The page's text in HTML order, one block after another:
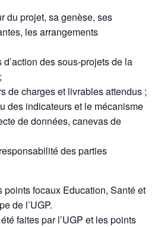
du projet, sa genèse, ses
les arrangements
des sous-projets de la
de charges et livrables attendus ;
des indicateurs et le mécanisme
de données, canevas de
des parties
points focaux Education, Santé et
de l’UGP.
faites par l’UGP et les points